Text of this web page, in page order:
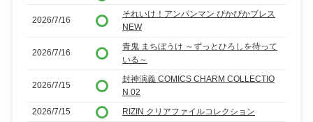
2026/7/16
それいけ！アンパンマン ぴかぴかブレス
NEW
2026/7/16
青鬼 まちぼうけ ～ずっとひろしを待って
いる～
2026/7/15
封神演義 COMICS CHARM COLLECTIO
N 02
2026/7/15
RIZIN クリアファイルコレクション